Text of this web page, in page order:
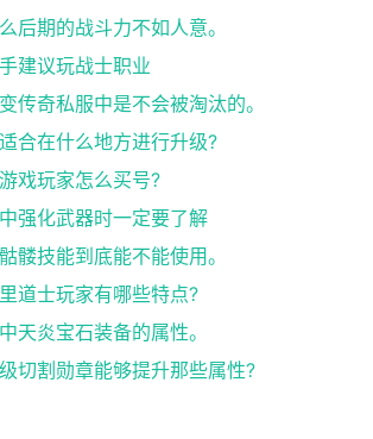
后期的战斗力不如人意。
建议玩战士职业
传奇私服中是不会被淘汰的。
合在什么地方进行升级?
戏玩家怎么买号?
强化武器时一定要了解
髅技能到底能不能使用。
道士玩家有哪些特点?
天炎宝石装备的属性。
切割勋章能够提升那些属性?